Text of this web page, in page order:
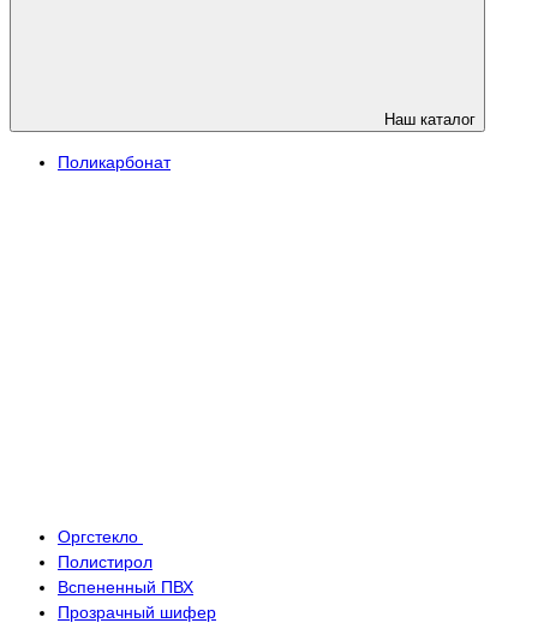
Наш каталог
Поликарбонат
Оргстекло
Полистирол
Вспененный ПВХ
Прозрачный шифер